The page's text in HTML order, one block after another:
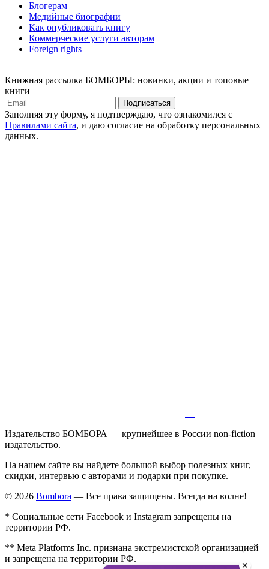
Блогерам
Медийные биографии
Как опубликовать книгу
Коммерческие услуги авторам
Foreign rights
Книжная рассылка БОМБОРЫ: новинки, акции и топовые
книги
Подписаться
Заполняя эту форму, я подтверждаю, что ознакомился с
Правилами сайта, и даю согласие на обработку персональных
данных.
Издательство БОМБОРА — крупнейшее в России non-fiction
издательство.
На нашем сайте вы найдете большой выбор полезных книг,
скидки, интервью с авторами и подарки при покупке.
© 2026 Bombora — Все права защищены. Всегда на волне!
* Социальные сети Facebook и Instagram запрещены на
территории РФ.
** Meta Platforms Inc. признана экстремистской организацией
и запрещена на территории РФ.
✕